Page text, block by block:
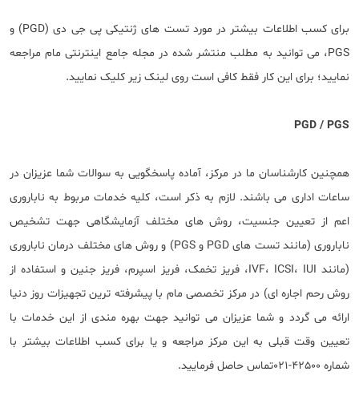
برای کسب اطلاعات بیشتر در مورد تست های ژنتیکی پی جی دی (PGD) و
PGS، می توانید به مطلب منتشر شده در مجله جامع اینترنتی مام مراجعه
نمایید؛ برای این کار فقط کافی است روی لینک زیر کلیک نمایید.
PGD / PGS
همچنین کارشناسان ما در مرکز، آماده پاسخگویی به سوالات شما عزیزان در
ساعات اداری می باشند. لازم به ذکر است، کلیه خدمات مربوط به ناباروری
اعم از تعیین جنسیت، روش های مختلف آزمایشگاهی جهت تشخیص
ناباروری (مانند تست های PGD و PGS) و روش های مختلف درمان ناباروری
(مانند IVF، ICSI، IUI، فریز تخمک، فریز اسپرم، فریز جنین و استفاده از
روش رحم اجاره ای) در مرکز تخصصی مام با پیشرفته ترین تجهیزات روز دنیا
ارائه می گردد و شما عزیزان می توانید جهت بهره مندی از این خدمات با
تعیین وقت قبلی به این مرکز مراجعه و یا برای کسب اطلاعات بیشتر با
شماره 42500-021تماس حاصل فرمایید.